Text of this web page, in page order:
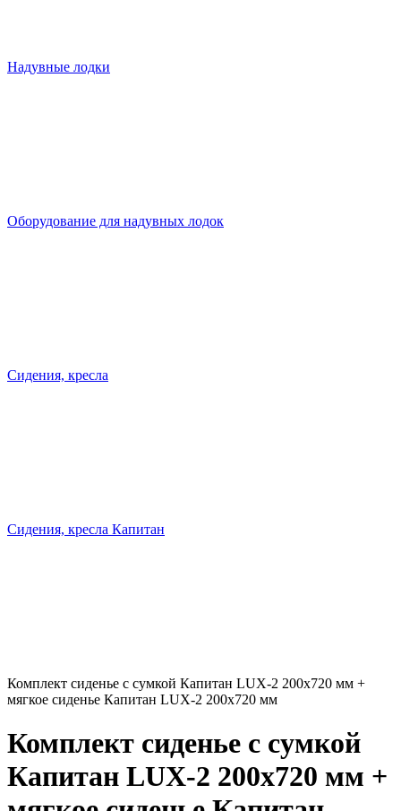
Надувные лодки
Оборудование для надувных лодок
Сидения, кресла
Сидения, кресла Капитан
Комплект сиденье с сумкой Капитан LUX-2 200х720 мм +
мягкое сиденье Капитан LUX-2 200х720 мм
Комплект сиденье с сумкой
Капитан LUX-2 200х720 мм +